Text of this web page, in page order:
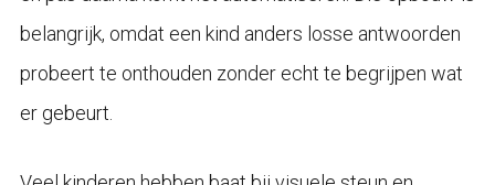
belangrijk, omdat een kind anders losse antwoorden
probeert te onthouden zonder echt te begrijpen wat
er gebeurt.